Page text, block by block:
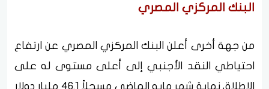
البنك المركزي المصري
من جهة أخرى أعلن البنك المركزي المصري عن ارتفاع
احتياطي النقد الأجنبي إلى أعلى مستوى له على
الاطلاق نهاية شهر مايو الماضي مسجلاً 46.1 مليار دولار